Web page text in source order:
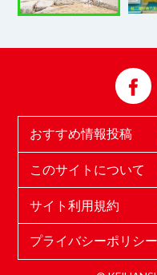
おすすめ情報投稿
このサイトについて
サイト利用規約
プライバシーポリシー